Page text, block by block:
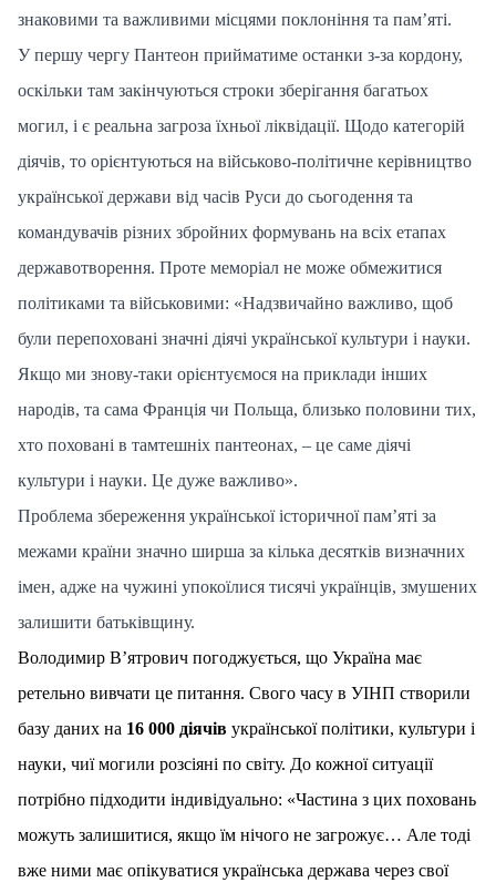
знаковими та важливими місцями поклоніння та пам’яті.
У першу чергу Пантеон прийматиме останки з-за кордону,
оскільки там закінчуються строки зберігання багатьох
могил, і є реальна загроза їхньої ліквідації. Щодо категорій
діячів, то орієнтуються на військово-політичне керівництво
української держави від часів Руси до сьогодення та
командувачів різних збройних формувань на всіх етапах
державотворення. Проте меморіал не може обмежитися
політиками та військовими: «Надзвичайно важливо, щоб
були перепоховані значні діячі української культури і науки.
Якщо ми знову-таки орієнтуємося на приклади інших
народів, та сама Франція чи Польща, близько половини тих,
хто поховані в тамтешніх пантеонах, – це саме діячі
культури і науки. Це дуже важливо».
Проблема збереження української історичної пам’яті за
межами країни значно ширша за кілька десятків визначних
імен, адже на чужині упокоїлися тисячі українців, змушених
залишити батьківщину.
Володимир В’ятрович погоджується, що Україна має
ретельно вивчати це питання. Свого часу в УІНП створили
базу даних на 16 000 діячів української політики, культури і
науки, чиї могили розсіяні по світу. До кожної ситуації
потрібно підходити індивідуально: «Частина з цих поховань
можуть залишитися, якщо їм нічого не загрожує… Але тоді
вже ними має опікуватися українська держава через свої